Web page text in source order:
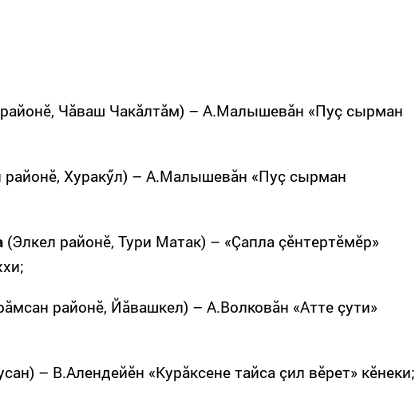
районӗ, Чăваш Чакăлтăм) – А.Малышевăн «Пуç сырман
районӗ, Хуракӳл) – А.Малышевăн «Пуç сырман
(Элкел районӗ, Тури Матак) – «Çапла çӗнтертӗмӗр»
районӗ, Йăвашкел) – А.Волковăн «Атте çути»
– В.Алендейӗн «Курăксене тайса çил вӗрет» кӗнеки;